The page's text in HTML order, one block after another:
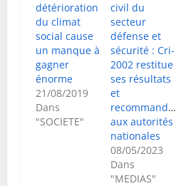
détérioration
du climat
social cause
un manque à
gagner
énorme
21/08/2019
Dans
"SOCIETE"
civil du
secteur
défense et
sécurité : Cri-
2002 restitue
ses résultats
et
aux autorités
nationales
08/05/2023
Dans
"MEDIAS"